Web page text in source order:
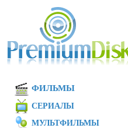
ФИЛЬМЫ
СЕРИАЛЫ
МУЛЬТФИЛЬМЫ